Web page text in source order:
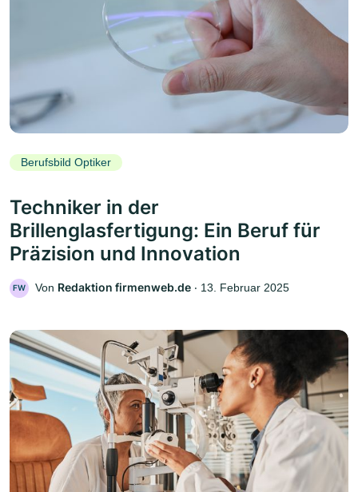
Berufsbild Optiker
Techniker in der
Brillenglasfertigung: Ein Beruf für
Präzision und Innovation
FW Von Redaktion firmenweb.de ‧ 13. Februar 2025